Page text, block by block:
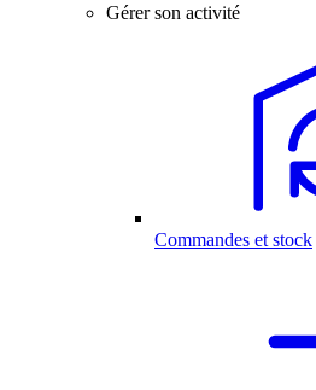
Gérer son activité
Commandes et stock